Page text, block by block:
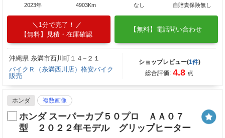
2023年
4903Km
なし
自賠責保険無し
1分で完了！
【無料】見積・在庫確認
【無料】電話問い合わせ
沖縄県 糸満市西川町１４−２１
バイクＲ（糸満西川店）格安バイク
販売
ショップレビュー(1件)
総合評価: 4.8 点
ホンダ 複数画像
ホンダ スーパーカブ５０プロ ＡＡ０７
型 ２０２２年モデル グリップヒーター